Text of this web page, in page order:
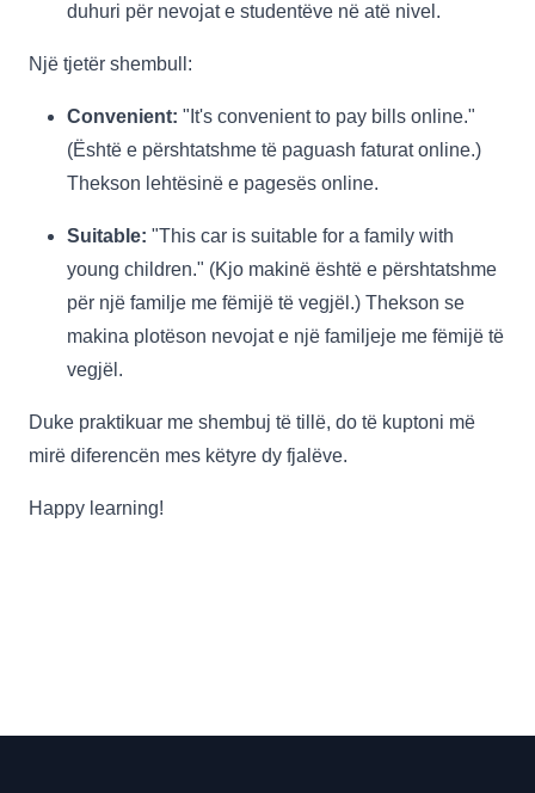
duhuri për nevojat e studentëve në atë nivel.
Një tjetër shembull:
Convenient: "It's convenient to pay bills online."
(Është e përshtatshme të paguash faturat online.)
Thekson lehtësinë e pagesës online.
Suitable: "This car is suitable for a family with
young children." (Kjo makinë është e përshtatshme
për një familje me fëmijë të vegjël.) Thekson se
makina plotëson nevojat e një familjeje me fëmijë të
vegjël.
Duke praktikuar me shembuj të tillë, do të kuptoni më
mirë diferencën mes këtyre dy fjalëve.
Happy learning!